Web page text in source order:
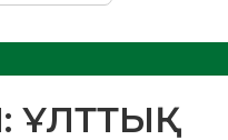
ҰЛТТЫҚ